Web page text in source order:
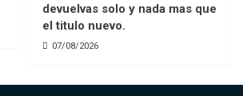
devuelvas solo y nada mas que
el titulo nuevo.
07/08/2026